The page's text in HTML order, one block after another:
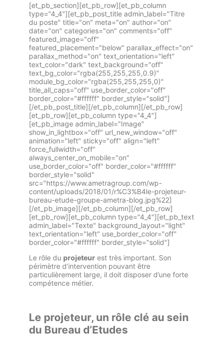
[et_pb_section][et_pb_row][et_pb_column
type="4_4"][et_pb_post_title admin_label="Titre
du poste" title="on" meta="on" author="on"
date="on" categories="on" comments="off"
featured_image="off"
featured_placement="below" parallax_effect="on"
parallax_method="on" text_orientation="left"
text_color="dark" text_background="off"
text_bg_color="rgba(255,255,255,0.9)"
module_bg_color="rgba(255,255,255,0)"
title_all_caps="off" use_border_color="off"
border_color="#ffffff" border_style="solid"]
[/et_pb_post_title][/et_pb_column][/et_pb_row]
[et_pb_row][et_pb_column type="4_4"]
[et_pb_image admin_label="Image"
show_in_lightbox="off" url_new_window="off"
animation="left" sticky="off" align="left"
force_fullwidth="off"
always_center_on_mobile="on"
use_border_color="off" border_color="#ffffff"
border_style="solid"
src="https://www.ametragroup.com/wp-
content/uploads/2018/01/r%C3%B4le-projeteur-
bureau-etude-groupe-ametra-blog.jpg%22]
[/et_pb_image][/et_pb_column][/et_pb_row]
[et_pb_row][et_pb_column type="4_4"][et_pb_text
admin_label="Texte" background_layout="light"
text_orientation="left" use_border_color="off"
border_color="#ffffff" border_style="solid"]
Le rôle du projeteur est très important. Son
périmètre d’intervention pouvant être
particulièrement large, il doit disposer d’une forte
compétence métier.
Le projeteur, un rôle clé au sein
du Bureau d’Etudes